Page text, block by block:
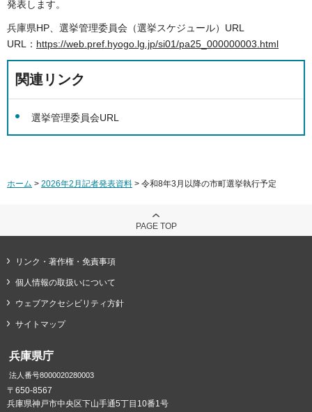
発表します。
兵庫県HP、選挙管理委員会（選挙スケジュール）URL
URL： https://web.pref.hyogo.lg.jp/si01/pa25_000000003.html
関連リンク
選挙管理委員会URL
ホーム > 2026年2月記者発表資料 > 令和8年3月以降の市町選挙執行予定
PAGE TOP
リンク・著作権・免責事項
個人情報の取扱いについて
ウェブアクセシビリティ方針
サイトマップ
兵庫県庁
法人番号8000020280003
〒650-8567
兵庫県神戸市中央区下山手通5丁目10番1号